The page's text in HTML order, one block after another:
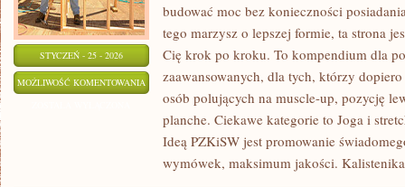
STYCZEŃ - 25 - 2026
MOŻLIWOŚĆ KOMENTOWANIA TRENING
SIŁOWY
budować moc bez konieczności
tego marzysz o lepszej formie, ta strona
Cię krok po kroku. To kompendium dla
zaawansowanych, dla tych, którzy
osób polujących na muscle-up, pozycję
planche. Ciekawe kategorie to Joga i
Ideą PZKiSW jest promowanie
wymówek, maksimum jakości.